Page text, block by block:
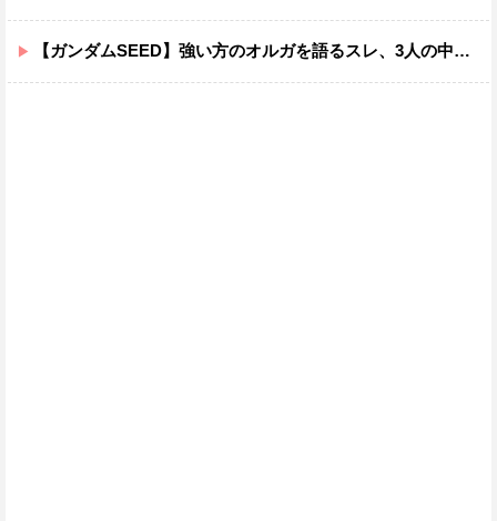
【ガンダムSEED】強い方のオルガを語るスレ、3人の中でも強化は一番されてない方